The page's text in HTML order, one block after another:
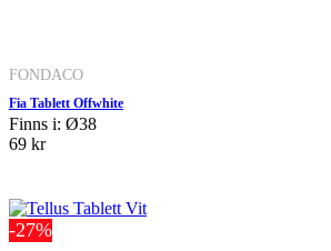
FONDACO
Fia Tablett Offwhite
Finns i: Ø38
69 kr
-27%